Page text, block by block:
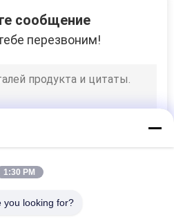
102
сообщение
перезвоним!
1:30 PM
you looking for?